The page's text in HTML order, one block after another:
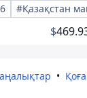
#Қазақстан
$